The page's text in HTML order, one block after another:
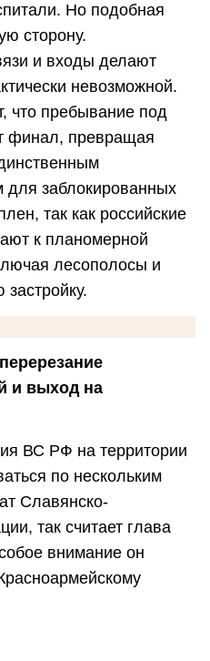
Но подобная
сторону.
и входы делают
невозможной.
что пребывание под
финал, превращая
заблокированных
так как российские
к планомерной
лесополосы и
и выход на
ВС РФ на территории
по нескольким
Славянско-
так считает глава
внимание он